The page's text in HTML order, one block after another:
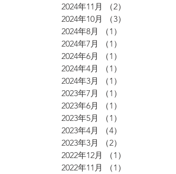
2024年11月
（2）
2024年10月
（3）
2024年8月
（1）
2024年7月
（1）
2024年6月
（1）
2024年4月
（1）
2024年3月
（1）
2023年7月
（1）
2023年6月
（1）
2023年5月
（1）
2023年4月
（4）
2023年3月
（2）
2022年12月
（1）
2022年11月
（1）